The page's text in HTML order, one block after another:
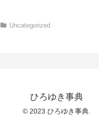
Uncategorized
ひろゆき事典
© 2023 ひろゆき事典.